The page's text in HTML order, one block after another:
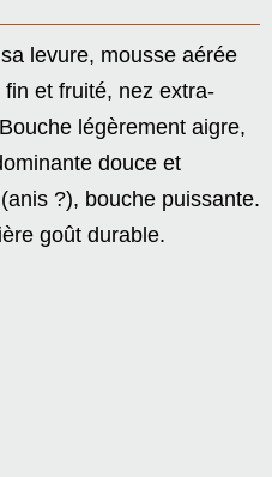
levure, mousse aérée
et fruité, nez extra-
légèrement aigre,
douce et
?), bouche puissante.
goût durable.